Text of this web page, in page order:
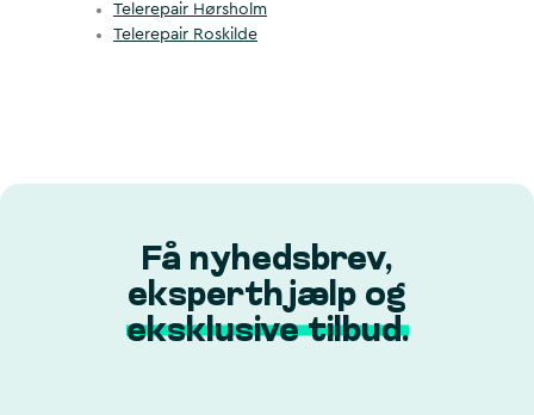
Telerepair Hørsholm
Telerepair Roskilde
Få nyhedsbrev,
eksperthjælp og
eksklusive tilbud.